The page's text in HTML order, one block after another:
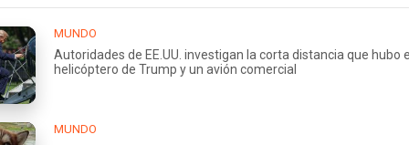
MUNDO
Autoridades de EE.UU. investigan la corta distancia que hubo
helicóptero de Trump y un avión comercial
MUNDO